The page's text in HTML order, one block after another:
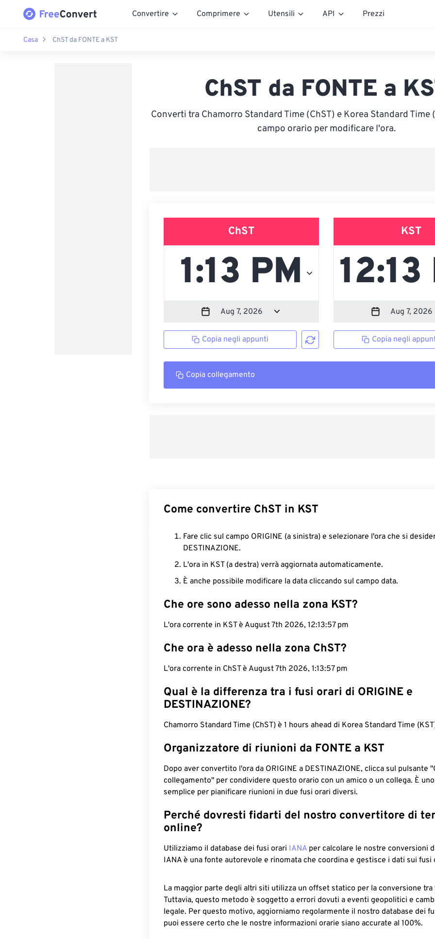
Convertire Comprimere Utensili API Prezzi
Casa ChST da FONTE a KST
ChST da FONTE a
Converti tra Chamorro Standard Time (ChST) e Korea Standard Time
campo orario per modificare l'ora.
ChST
Copia negli appunti
KST
Copia negli
Copia collegamento
Come convertire ChST in KST
Fare clic sul campo ORIGINE (a sinistra) e selezionare l'ora che si
DESTINAZIONE.
L'ora in KST (a destra) verrà aggiornata automaticamente.
È anche possibile modificare la data cliccando sul campo data.
Che ore sono adesso nella zona KST?
L'ora corrente in KST è August 7th 2026, 12:13:57 pm
Che ora è adesso nella zona ChST?
L'ora corrente in ChST è August 7th 2026, 1:13:57 pm
Qual è la differenza tra i fusi orari di ORIGINE e
DESTINAZIONE?
Chamorro Standard Time (ChST) è 1 hours ahead di Korea Standard Time
Organizzatore di riunioni da FONTE a KST
Dopo aver convertito l'ora da ORIGINE a DESTINAZIONE, clicca sul pulsante
collegamento" per condividere questo orario con un amico o un collega. È
semplice per pianificare riunioni in due fusi orari diversi.
Perché dovresti fidarti del nostro convertitore di
online?
Utilizziamo il database dei fusi orari IANA per calcolare le nostre conversioni
IANA è una fonte autorevole e rinomata che coordina e gestisce i dati sui fusi
La maggior parte degli altri siti utilizza un offset statico per la conversione tra
Tuttavia, questo metodo è soggetto a errori dovuti a eventi geopolitici e
legale. Per questo motivo, aggiorniamo regolarmente il nostro database dei
puoi essere certo che le nostre informazioni orarie siano accurate al 100%.